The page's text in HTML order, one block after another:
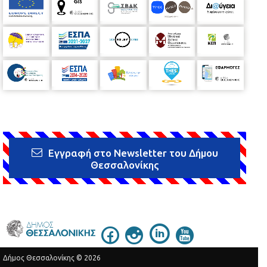
ΟΙ ΣΥΝΤΕΛΕΣΤΕΣ Σκηνοθεσία, διδασκαλία και διασκευή
κειμένου: Βίκυ Γρηγοριάδου. ΜΟΥΣΙΚΗ ΕΠΙΜΕΛΕΙΑ: Β.
Γρηγοριάδου - Ε.Τανάνη ΣΚΗΝΙΚΑ: Γ. Ντάφλος KOΣTOYMIA: Αν.
Καντή VIDEO ΤΕΛΟΥΣ: Ε.Τανάνη – Αλ. Δαλαμήτρας ΠΟΙΗΜΑ
ΤΕΛΟΥΣ ΠΑΡΑΣΤΑΣΗΣ: Κ. Μαυροδής ΜΑΚΙΓΙΑΖ -
ΦΩΤΟΓΡΑΦΗΣΗ ΑΦΙΣΑΣ: Leio Ross TEASER: Ι. Θεοδοσιάδης
ΟΡΓΑΝΩΣΗ ΠΑΡΑΓΩΓΗΣ: Πολιτιστικός Σύλλογος «ΕΝ ΔΡΑΣΕΙ»
ΠΑΙΖΟΥΝ: ΑΦΕΝΤΡΑ: Ε. Τανάνη ΠΑΤΕΡΑΣ: Ι. Καϊσίδης ΜΗΤΕΡΑ: Δ.
ΥΠΕΡΑΣΠΙΣΗΣ: Ε. Ταρτσόγλου - Ε. Μπακαλούδη ΕΙΣΑΓΓΕΛΕΑΣ: Ε.
Γραμματικοπούλου ΔΗΜΟΣΙΟΓΡΑΦΟΣ: Κ. Φρόνιμου
ΣΥΝΗΓΟΡΟΣ ΥΠΕΡΑΣΠΙΣΗΣ: Μ. Ναϊσίδης ΒΙΑΣΤΗΣ: Κ. Μαυροδής
ΚΟΙΝΩΝΙΑ: Όλος ο θίασος Η είσοδος θα είναι ελεύθερη για το
Εγγραφή στο Newsletter του Δήμου
Θεσσαλονίκης
Δήμος Θεσσαλονίκης © 2026